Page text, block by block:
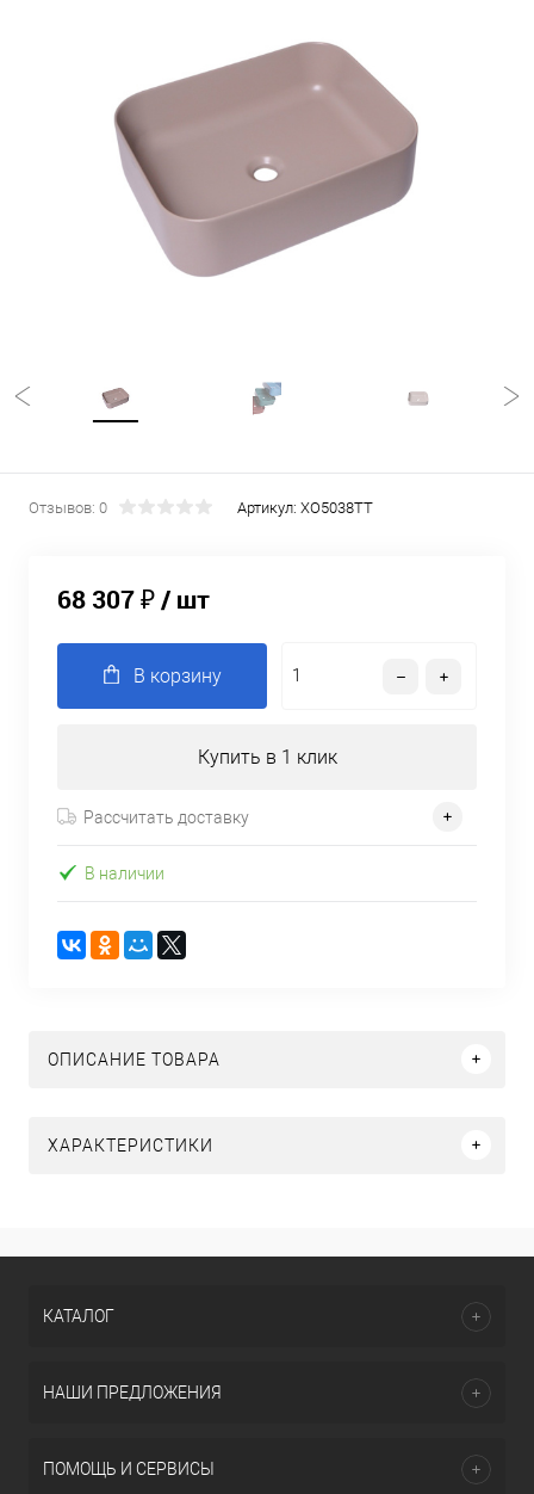
Отзывов: 0 Артикул: XO5038TT
68 307 ₽/ шт
В корзину
Купить в 1 клик
Рассчитать доставку
В наличии
ОПИСАНИЕ ТОВАРА
ХАРАКТЕРИСТИКИ
КАТАЛОГ
НАШИ ПРЕДЛОЖЕНИЯ
ПОМОЩЬ И СЕРВИСЫ